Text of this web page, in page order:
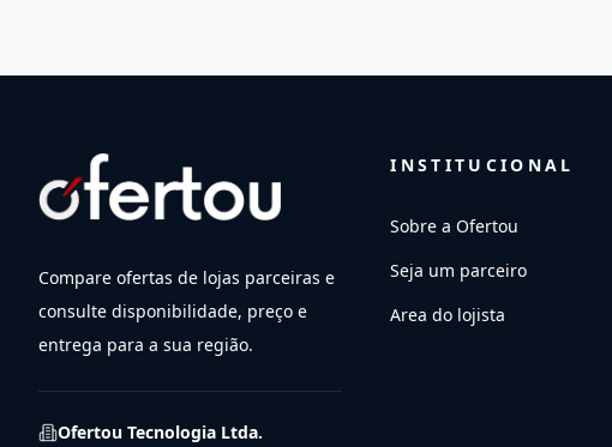
Compare ofertas de lojas parceiras e
consulte disponibilidade, preço e
entrega para a sua região.
Ofertou Tecnologia Ltda.
INSTITUCIONAL
Sobre a Ofertou
Seja um parceiro
Area do lojista